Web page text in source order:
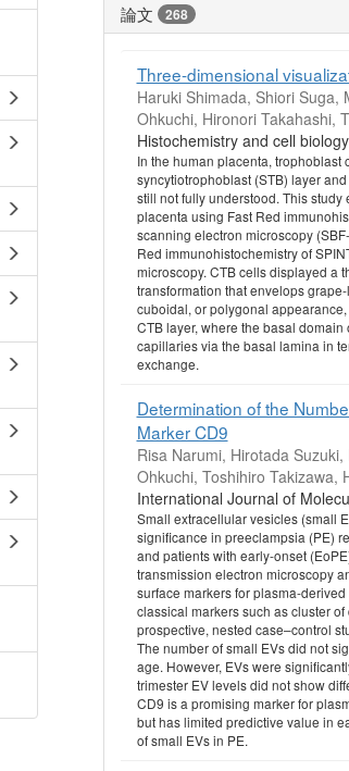
論文 268
Three-dimensional
Haruki Shimada, Shiori Suga,
Ohkuchi, Hironori Takahashi,
Histochemistry and cell
In the human placenta,
syncytiotrophoblast (STB) layer
still not fully understood. This
placenta using Fast Red
scanning electron microscopy
Red immunohistochemistry of
microscopy. CTB cells displayed a
transformation that envelops
cuboidal, or polygonal
CTB layer, where the basal
capillaries via the basal lamina in
exchange.
Determination of the
Marker CD9
Risa Narumi, Hirotada
Ohkuchi, Toshihiro Takizawa,
International Journal of
Small extracellular vesicles (small
significance in preeclampsia (PE)
and patients with early-onset
transmission electron microscopy
surface markers for plasma-
classical markers such as cluster
prospective, nested case–control
The number of small EVs did not
age. However, EVs were
trimester EV levels did not show
CD9 is a promising marker for
but has limited predictive value in
of small EVs in PE.